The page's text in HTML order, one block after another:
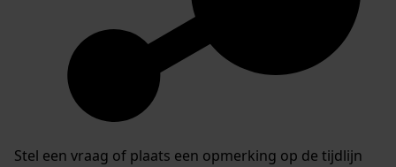
Stel een vraag of plaats een opmerking op de tijdlijn